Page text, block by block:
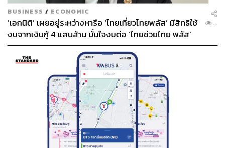
BUSINESS / ECONOMIC
‘เอกนิติ’ เผยอยู่ระหว่างหารือ ‘ไทยเที่ยวไทยพลัส’ มีสิทธิใช้
งบจากเงินกู้ 4 แสนล้าน มั่นใจงบต่อ ‘ไทยช่วยไทย พลัส’
เฟส 2 มีเพียงพอ
...